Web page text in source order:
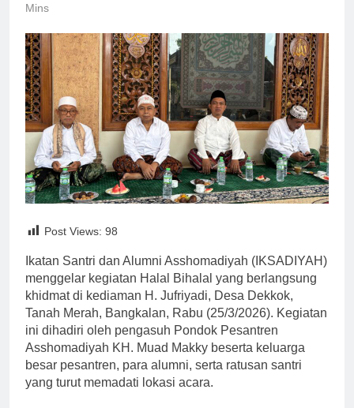
Mins
Post Views: 98
Ikatan Santri dan Alumni Asshomadiyah (IKSADIYAH)
menggelar kegiatan Halal Bihalal yang berlangsung
khidmat di kediaman H. Jufriyadi, Desa Dekkok,
Tanah Merah, Bangkalan, Rabu (25/3/2026). Kegiatan
ini dihadiri oleh pengasuh Pondok Pesantren
Asshomadiyah KH. Muad Makky beserta keluarga
besar pesantren, para alumni, serta ratusan santri
yang turut memadati lokasi acara.